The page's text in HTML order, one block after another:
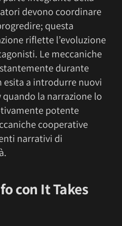
devono coordinare
questa
riflette l’evoluzione
Le meccaniche
durante
esita a introdurre nuovi
la narrazione lo
potente
cooperative
narrativi di
con It Takes